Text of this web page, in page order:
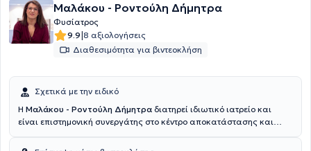
Μαλάκου - Ροντούλη Δήμητρα
Φυσίατρος
9.9|8 αξιολογήσεις
Διαθεσιμότητα για βιντεοκλήση
Σχετικά με την ειδικό
Η Μαλάκου - Ροντούλη Δήμητρα διατηρεί ιδιωτικό ιατρείο και
είναι επιστημονική συνεργάτης στο κέντρο αποκατάστασης και
του χρόνιου πόνου του μυοσκελετικού συστήματος με περινευρικές